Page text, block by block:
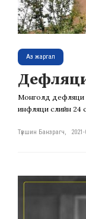
Аз жаргал
Монголд дефляци
инфляци сүүлийн
Түвшин Банзрагч, 2021-